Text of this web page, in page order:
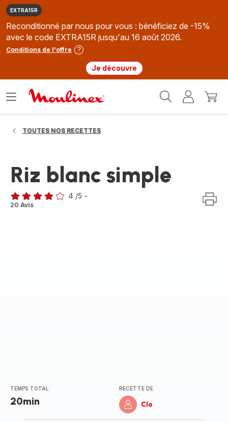
EXTRA15R
Reconditionné par nous pour vous : bénéficiez de -15%
avec le code EXTRA15R jusqu'au 16 août 2026.
Conditions de l'offre
Je découvre
MonMon
Ouvrir
TOUTES NOS RECETTES
Riz blanc simple
Avis
4 /5 -
20 Avis
TEMPS TOTAL
20min
RECETTE DE
Clo